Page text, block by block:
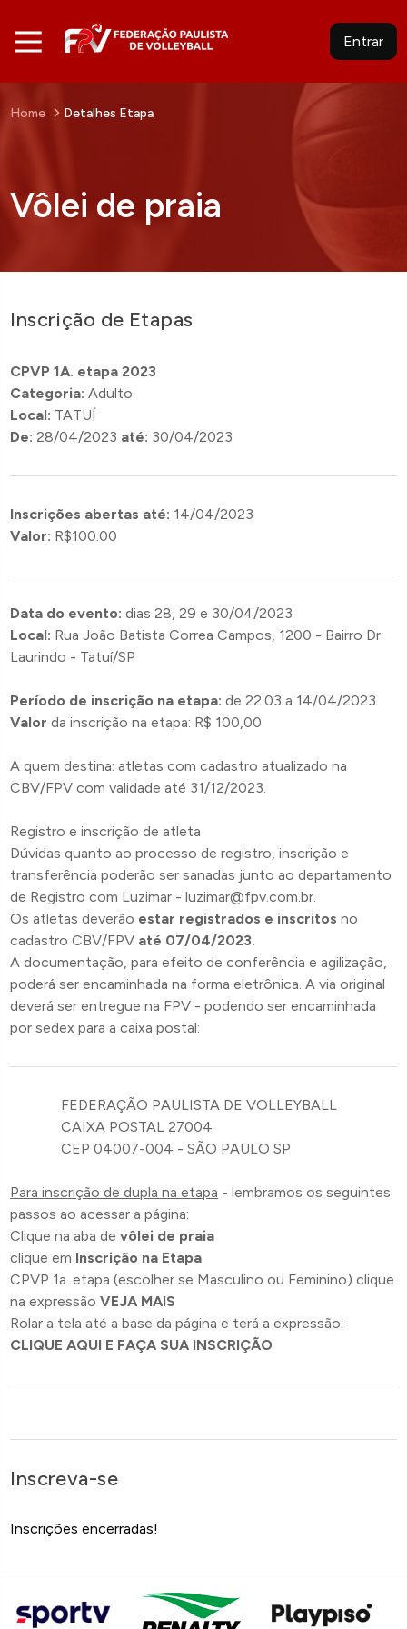
Entrar
Home Detalhes Etapa
Vôlei de praia
Inscrição de Etapas
CPVP 1A. etapa 2023
Categoria: Adulto
Local: TATUÍ
De: 28/04/2023 até: 30/04/2023
Inscrições abertas até: 14/04/2023
Valor: R$100.00
Data do evento:dias 28, 29 e 30/04/2023
Local: Rua João Batista Correa Campos, 1200 - Bairro Dr.
Laurindo - Tatuí/SP
Período de inscrição na etapa: de 22.03 a 14/04/2023
Valor da inscrição na etapa: R$ 100,00
A quem destina: atletas com cadastro atualizado na
CBV/FPV com validade até 31/12/2023.
Registro e inscrição de atleta
Dúvidas quanto ao processo de registro, inscrição e
transferência poderão ser sanadas junto ao departamento
de Registro com Luzimar - luzimar@fpv.com.br.
Os atletas deverão estar registrados e inscritosno
cadastro CBV/FPV até 07/04/2023.
A documentação, para efeito de conferência e agilização,
poderá ser encaminhada na forma eletrônica. A via original
deverá ser entregue na FPV - podendo ser encaminhada
por sedex para a caixa postal:
FEDERAÇÃO PAULISTA DE VOLLEYBALL
CAIXA POSTAL 27004
CEP 04007-004 - SÃO PAULO SP
Para inscrição de dupla na etapa - lembramos os seguintes
passos ao acessar a página:
Clique na aba devôlei de praia
clique em Inscrição na Etapa
CPVP 1a. etapa (escolher se Masculino ou Feminino) clique
na expressãoVEJA MAIS
Rolar a tela até a base da página e terá a expressão:
CLIQUE AQUI E FAÇA SUA INSCRIÇÃO
Inscreva-se
Inscrições encerradas!